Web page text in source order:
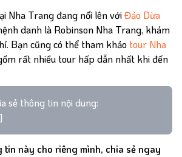
du lịch
Nha Trang đang nổi lên vớiĐảo Dừa
danh là Robinson Nha Trang, khám
Bạn cũng có thể tham khảo tour Nha
rất nhiều tour hấp dẫn nhất khi đến
sẻ thông tin nội dung:
này cho riêng mình, chia sẻ ngay